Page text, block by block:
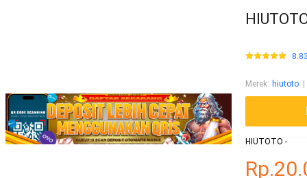
Merek: hiutoto
HIUTOTO -